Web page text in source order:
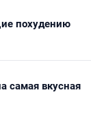
похудению
самая вкусная